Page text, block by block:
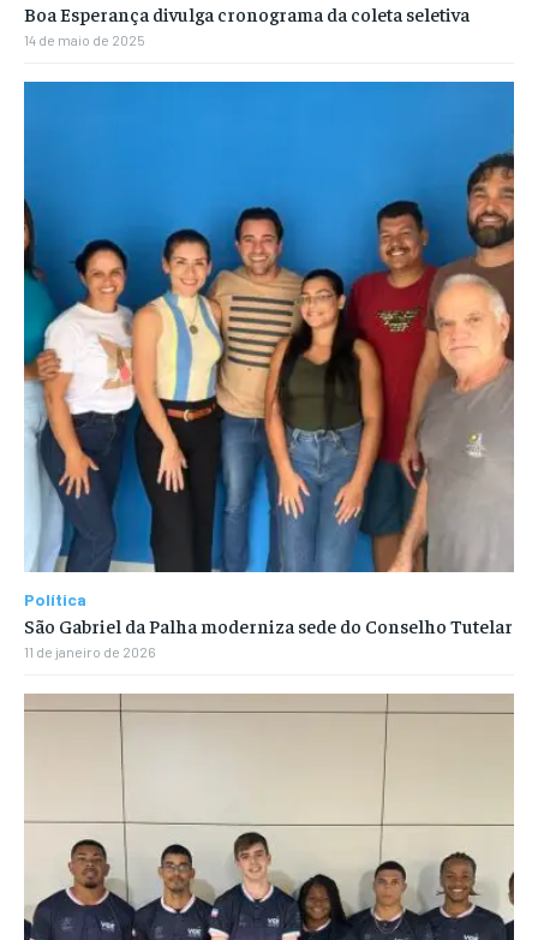
Boa Esperança divulga cronograma da coleta seletiva
14 de maio de 2025
Política
São Gabriel da Palha moderniza sede do Conselho Tutelar
11 de janeiro de 2026